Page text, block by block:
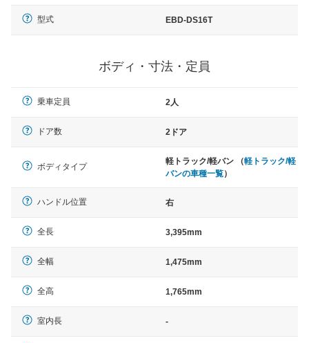
型式 EBD-DS16T
ボディ・寸法・定員
乗車定員 2人
ドア数 2ドア
ボディタイプ
軽トラック/軽バン （軽トラック/軽
バンの車種一覧）
ハンドル位置 右
全長 3,395mm
全幅 1,475mm
全高 1,765mm
室内長 -